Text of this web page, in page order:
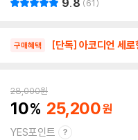
9.8 61
구매혜택 [단독] 아코디언 세
28,000원
10 25,200
YES포인트